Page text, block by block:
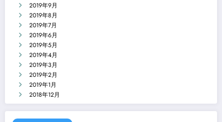
2019年9月
2019年8月
2019年7月
2019年6月
2019年5月
2019年4月
2019年3月
2019年2月
2019年1月
2018年12月